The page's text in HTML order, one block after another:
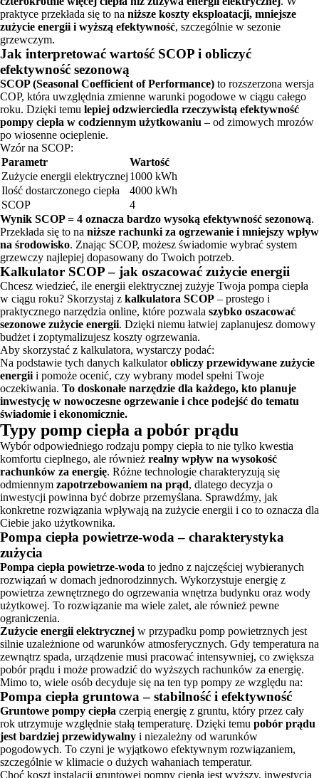
praktyce przekłada się to na niższe koszty eksploatacji, mniejsze
zużycie energii i wyższą efektywność, szczególnie w sezonie
grzewczym.
Jak interpretować wartość SCOP i obliczyć
efektywność sezonową
SCOP (Seasonal Coefficient of Performance) to rozszerzona wersja
COP, która uwzględnia zmienne warunki pogodowe w ciągu całego
roku. Dzięki temu lepiej odzwierciedla rzeczywistą efektywność
pompy ciepła w codziennym użytkowaniu – od zimowych mrozów
po wiosenne ocieplenie.
Wzór na SCOP:
Parametr
Wartość
Zużycie energii elektrycznej 1000 kWh
Ilość dostarczonego ciepła
4000 kWh
SCOP
4
Wynik SCOP = 4 oznacza bardzo wysoką efektywność sezonową.
Przekłada się to na niższe rachunki za ogrzewanie i mniejszy wpływ
na środowisko. Znając SCOP, możesz świadomie wybrać system
grzewczy najlepiej dopasowany do Twoich potrzeb.
Kalkulator SCOP – jak oszacować zużycie energii
Chcesz wiedzieć, ile energii elektrycznej zużyje Twoja pompa ciepła
w ciągu roku? Skorzystaj z kalkulatora SCOP – prostego i
praktycznego narzędzia online, które pozwala szybko oszacować
sezonowe zużycie energii. Dzięki niemu łatwiej zaplanujesz domowy
budżet i zoptymalizujesz koszty ogrzewania.
Aby skorzystać z kalkulatora, wystarczy podać:
Na podstawie tych danych kalkulatorobliczy przewidywane zużycie
energii i pomoże ocenić, czy wybrany model spełni Twoje
oczekiwania. To doskonałe narzędzie dla każdego, kto planuje
inwestycję w nowoczesne ogrzewanie i chce podejść do tematu
świadomie i ekonomicznie.
Typy pomp ciepła a pobór prądu
Wybór odpowiedniego rodzaju pompy ciepła to nie tylko kwestia
komfortu cieplnego, ale również realny wpływ na wysokość
rachunków za energię. Różne technologie charakteryzują się
odmiennym zapotrzebowaniem na prąd, dlatego decyzja o
inwestycji powinna być dobrze przemyślana. Sprawdźmy, jak
konkretne rozwiązania wpływają na zużycie energii i co to oznacza dla
Ciebie jako użytkownika.
Pompa ciepła powietrze-woda – charakterystyka
zużycia
Pompa ciepła powietrze-woda to jedno z najczęściej wybieranych
rozwiązań w domach jednorodzinnych. Wykorzystuje energię z
powietrza zewnętrznego do ogrzewania wnętrza budynku oraz wody
użytkowej. To rozwiązanie ma wiele zalet, ale również pewne
ograniczenia.
Zużycie energii elektrycznej w przypadku pomp powietrznych jest
silnie uzależnione od warunków atmosferycznych. Gdy temperatura na
zewnątrz spada, urządzenie musi pracować intensywniej, co zwiększa
pobór prądu i może prowadzić do wyższych rachunków za energię.
Mimo to, wiele osób decyduje się na ten typ pompy ze względu na:
Pompa ciepła gruntowa – stabilność i efektywność
Gruntowe pompy ciepła czerpią energię z gruntu, który przez cały
rok utrzymuje względnie stałą temperaturę. Dzięki temu pobór prądu
jest bardziej przewidywalny i niezależny od warunków
pogodowych. To czyni je wyjątkowo efektywnym rozwiązaniem,
szczególnie w klimacie o dużych wahaniach temperatur.
Choć koszt instalacji gruntowej pompy ciepła jest wyższy, inwestycja